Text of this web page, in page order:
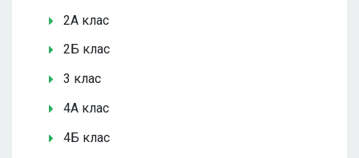
2А клас
2Б клас
3 клас
4А клас
4Б клас